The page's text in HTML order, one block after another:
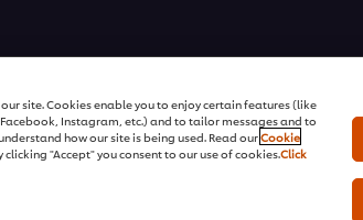
site. Cookies enable you to enjoy certain features (like
Instagram, etc.) and to tailor messages and to
how our site is being used. Read ourCookie
"Accept" you consent to our use of cookies.Click